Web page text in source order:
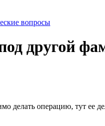
вопросы
другой
делать операцию, тут ее